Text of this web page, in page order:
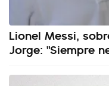
Lionel Messi,
Jorge: "Siempre